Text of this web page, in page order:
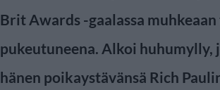
Brit Awards -gaalassa
pukeutuneena. Alkoi
hänen poikaystävänsä Rich